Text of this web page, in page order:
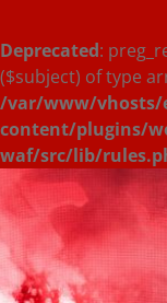
Deprecated:
($subject) of type
/var/www/vhosts/
content/plugins/
waf/src/lib/
Zum
Inhalt
springen